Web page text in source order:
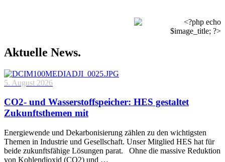
Aktuelle News.
5. August 2026
CO2- und Wasserstoffspeicher: HES gestaltet
Zukunftsthemen mit
Energiewende und Dekarbonisierung zählen zu den wichtigsten
Themen in Industrie und Gesellschaft. Unser Mitglied HES hat für
beide zukunftsfähige Lösungen parat. Ohne die massive Reduktion
von Kohlendioxid (CO2) und …